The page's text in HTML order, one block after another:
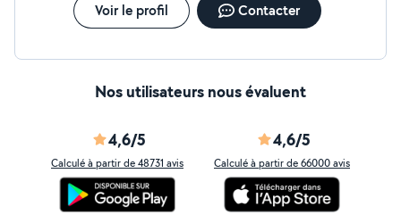
Voir le profil Contacter
Nos utilisateurs nous évaluent
4,6/5
Calculé à partir de 48731 avis
4,6/5
Calculé à partir de 66000 avis